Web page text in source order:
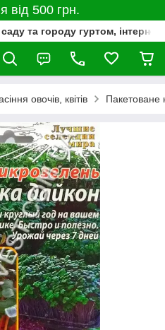
від 500 грн.
та городу гуртом,
овочів, квітів Пакетоване